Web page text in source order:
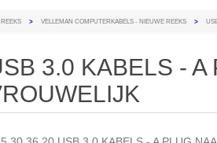
> VELLEMAN COMPUTERKABELS - NIEUWE REEKS >
3.0 KABELS - A